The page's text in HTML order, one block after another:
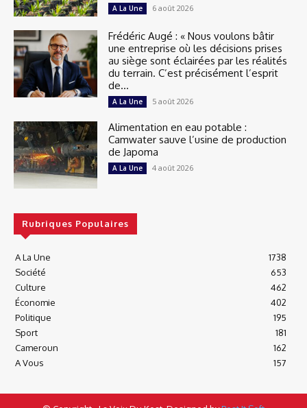
A La Une 6 août 2026
Frédéric Augé : « Nous voulons bâtir
une entreprise où les décisions prises
au siège sont éclairées par les réalités
du terrain. C’est précisément l’esprit
de...
A La Une 5 août 2026
Alimentation en eau potable :
Camwater sauve l’usine de production
de Japoma
A La Une 4 août 2026
Rubriques Populaires
A La Une
1738
Société
653
Culture
462
Économie
402
Politique
195
Sport
181
Cameroun
162
A Vous
157